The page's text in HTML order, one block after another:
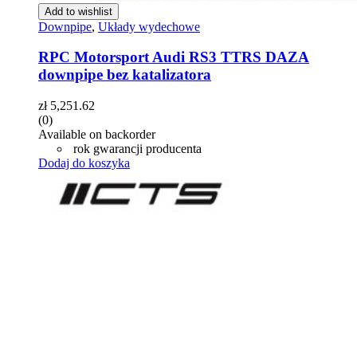
Add to wishlist
Downpipe, Układy wydechowe
RPC Motorsport Audi RS3 TTRS DAZA
downpipe bez katalizatora
zł5,251.62
(0)
Available on backorder
rok gwarancji producenta
Dodaj do koszyka